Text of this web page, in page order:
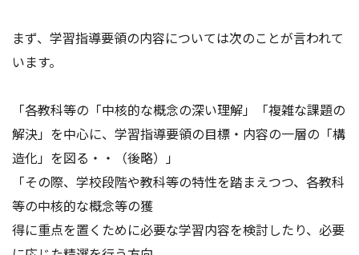
まず、学習指導要領の内容については次のことが言われて
います。
「各教科等の「中核的な概念の深い理解」「複雑な課題の
解決」を中心に、学習指導要領の目標・内容の一層の「構
造化」を図る・・（後略）」
「その際、学校段階や教科等の特性を踏まえつつ、各教科
等の中核的な概念等の獲
得に重点を置くために必要な学習内容を検討したり、必要